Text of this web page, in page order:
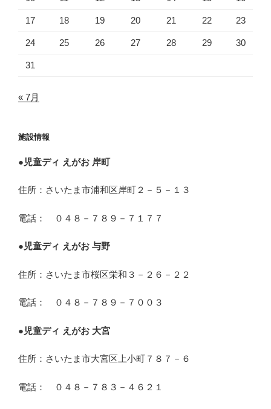
17 18 19 20 21 22 23
24 25 26 27 28 29 30
31
« 7月
施設情報
● 児童ディ えがお 岸町
住所：さいたま市浦和区岸町２－５－１３
電話： ０４８－７８９－７１７７
● 児童ディ えがお 与野
住所：さいたま市桜区栄和３－２６－２２
電話： ０４８－７８９－７００３
● 児童ディ えがお 大宮
住所：さいたま市大宮区上小町７８７－６
電話： ０４８－７８３－４６２１